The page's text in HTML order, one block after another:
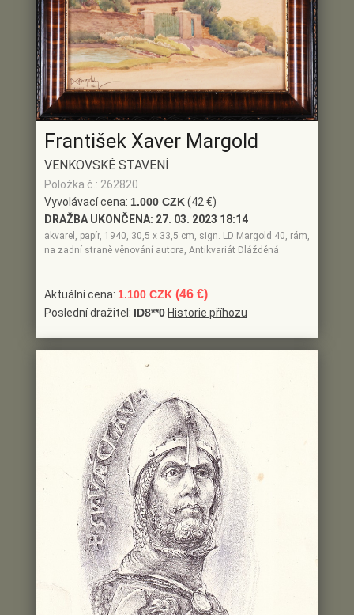
František Xaver Margold
VENKOVSKÉ STAVENÍ
Položka č.: 262820
Vyvolávací cena: 1.000 CZK(42 €)
DRAŽBA UKONČENA: 27. 03. 2023 18:14
akvarel, papír, 1940, 30,5 x 33,5 cm, sign. LD Margold 40, rám,
na zadní straně věnování autora, Antikvariát Dlážděná
Aktuální cena: 1.100 CZK (46 €)
Poslední dražitel: ID8**0 Historie příhozu